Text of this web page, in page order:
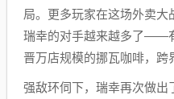
局。更多玩家在这场外卖大
瑞幸的对手越来越多了——
晋万店规模的挪瓦咖啡，跨
强敌环伺下，瑞幸再次做出